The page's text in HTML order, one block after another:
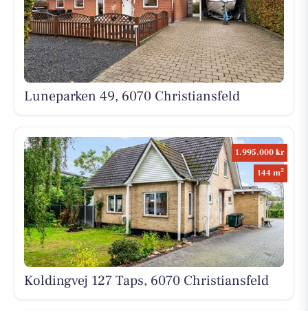
Luneparken 49, 6070 Christiansfeld
1.995.000 kr
144 m2
Koldingvej 127 Taps, 6070 Christiansfeld